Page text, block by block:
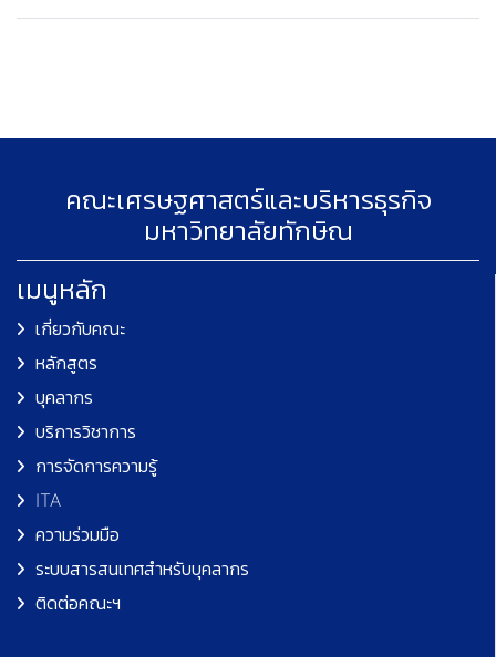
คณะเศรษฐศาสตร์และบริหารธุรกิจ
มหาวิทยาลัยทักษิณ
เมนูหลัก
เกี่ยวกับคณะ
หลักสูตร
บุคลากร
บริการวิชาการ
การจัดการความรู้
ITA
ความร่วมมือ
ระบบสารสนเทศสำหรับบุคลากร
ติดต่อคณะฯ